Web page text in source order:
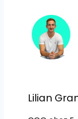
publication :
Lilian